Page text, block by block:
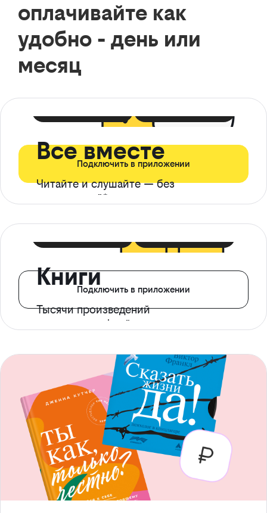
оплачивайте как
удобно - день или
месяц
Все вместе
Читайте и слушайте — без
ограничений*
Подключить в приложении
Книги
Тысячи произведений
с доступом офлайн
Подключить в приложении